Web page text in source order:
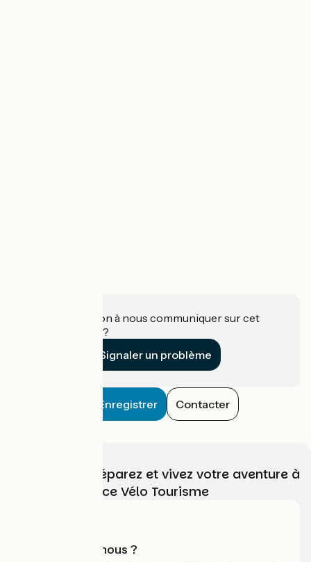
Une information à nous communiquer sur cet
établissement ?
Signaler un problème
Enregistrer Contacter
Choisissez, préparez et vivez votre aventure à
vélo avec France Vélo Tourisme
Qui sommes-nous ?